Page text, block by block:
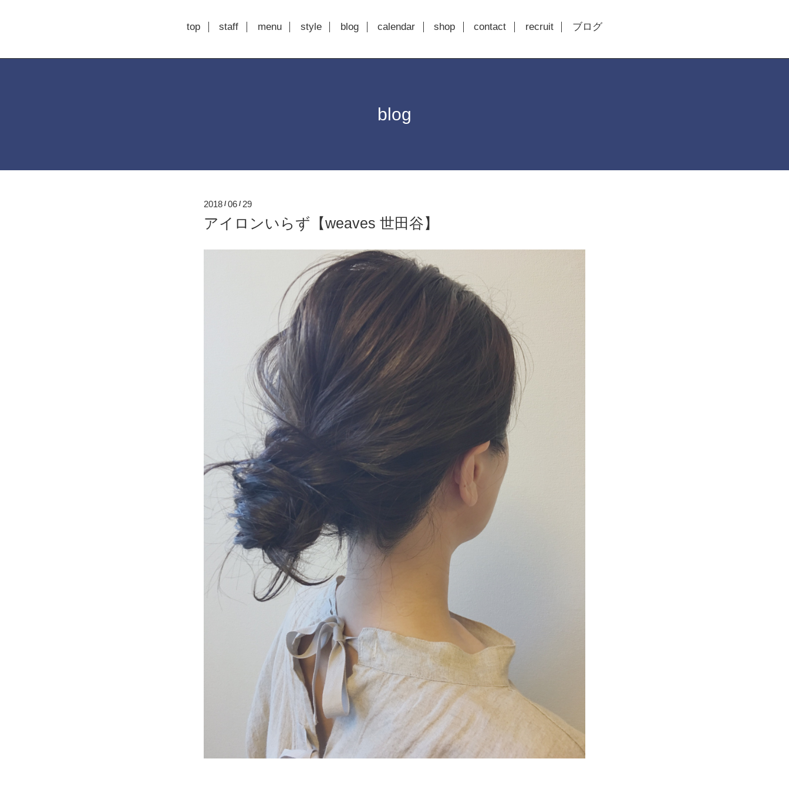
top staff menu style blog calendar shop contact recruit ブログ
blog
2018 /06 / 29
アイロンいらず【weaves 世田谷】